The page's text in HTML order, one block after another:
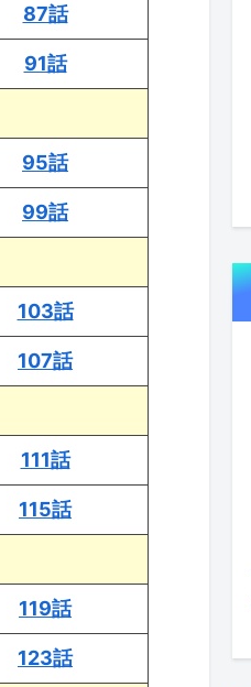
87話
91話
95話
99話
103話
107話
111話
115話
119話
123話